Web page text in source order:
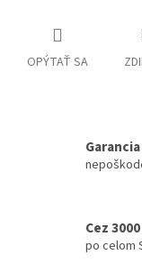
OPÝTAŤ SA
Cez
po celom